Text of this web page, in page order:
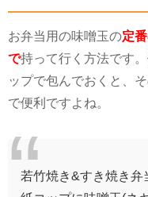
お弁当用の味噌玉の定
で持って行く方法です
ップで包んでおくと、
で便利ですよね。
若竹焼き&すき焼き弁